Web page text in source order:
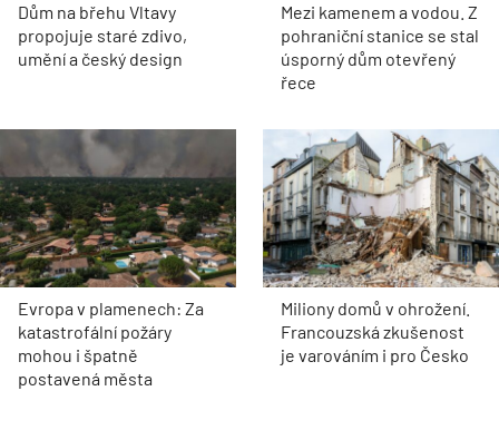
Dům na břehu Vltavy
propojuje staré zdivo,
umění a český design
Mezi kamenem a vodou. Z
pohraniční stanice se stal
úsporný dům otevřený
řece
Evropa v plamenech: Za
katastrofální požáry
mohou i špatně
postavená města
Miliony domů v ohrožení.
Francouzská zkušenost
je varováním i pro Česko